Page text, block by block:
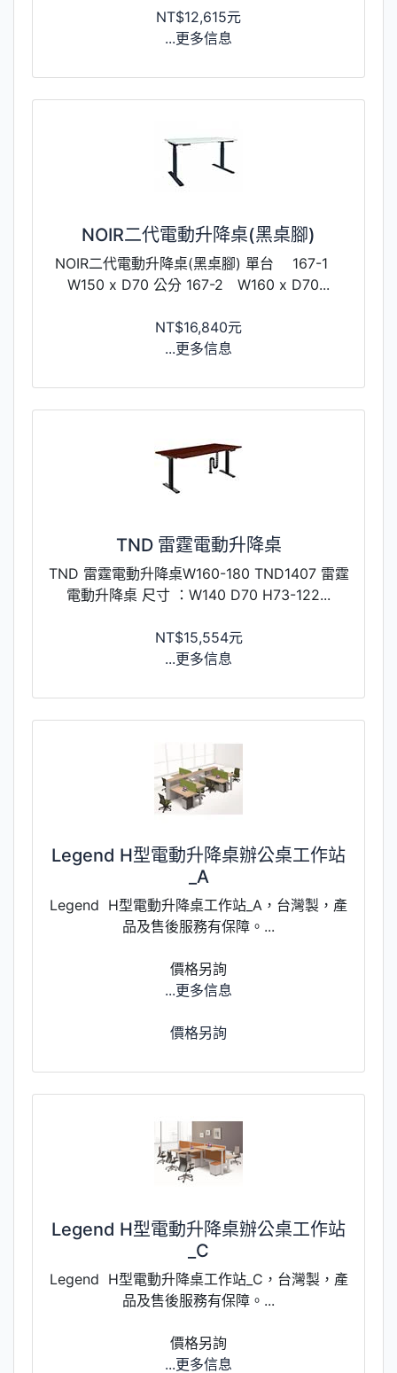
NT$12,615元
...更多信息
NOIR二代電動升降桌(黑桌腳)
NOIR二代電動升降桌(黑桌腳) 單台 167-1
W150 x D70 公分 167-2 W160 x D70...
NT$16,840元
...更多信息
TND 雷霆電動升降桌
TND 雷霆電動升降桌W160-180 TND1407 雷霆
電動升降桌 尺寸 ：W140 D70 H73-122...
NT$15,554元
...更多信息
Legend H型電動升降桌辦公桌工作站
_A
Legend H型電動升降桌工作站_A，台灣製，產
品及售後服務有保障。...
價格另詢
...更多信息
價格另詢
Legend H型電動升降桌辦公桌工作站
_C
Legend H型電動升降桌工作站_C，台灣製，產
品及售後服務有保障。...
價格另詢
...更多信息